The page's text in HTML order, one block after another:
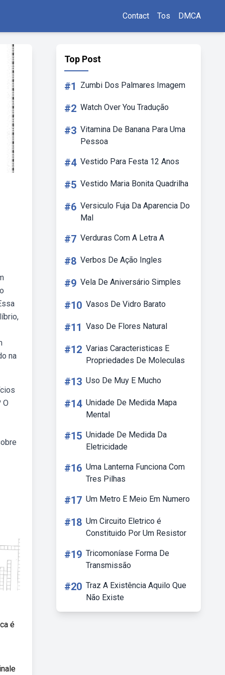
Contact Tos DMCA
na
O
é
Top Post
#1 Zumbi Dos Palmares Imagem
#2 Watch Over You Tradução
#3 Vitamina De Banana Para Uma
Pessoa
#4 Vestido Para Festa 12 Anos
#5 Vestido Maria Bonita Quadrilha
#6 Versiculo Fuja Da Aparencia Do
Mal
#7 Verduras Com A Letra A
#8 Verbos De Ação Ingles
#9 Vela De Aniversário Simples
#10 Vasos De Vidro Barato
#11 Vaso De Flores Natural
#12 Varias Caracteristicas E
Propriedades De Moleculas
#13 Uso De Muy E Mucho
#14 Unidade De Medida Mapa
Mental
#15 Unidade De Medida Da
Eletricidade
#16 Uma Lanterna Funciona Com
Tres Pilhas
#17 Um Metro E Meio Em Numero
#18 Um Circuito Eletrico é
Constituido Por Um Resistor
#19 Tricomoníase Forma De
Transmissão
#20 Traz A Existência Aquilo Que
Não Existe